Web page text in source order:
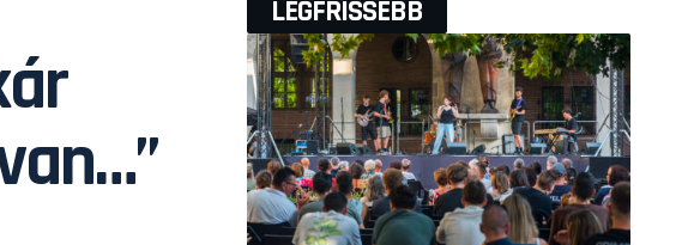
LEGFRISSEBB